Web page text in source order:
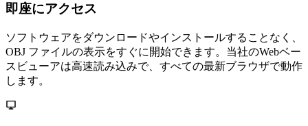
即座にアクセス
ソフトウェアをダウンロードやインストールすることなく、
OBJ ファイルの表示をすぐに開始できます。当社のWebベー
スビューアは高速読み込みで、すべての最新ブラウザで動作
します。